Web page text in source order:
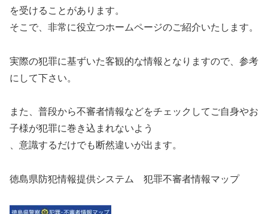
を受けることがあります。
そこで、非常に役立つホームページのご紹介いたします。
実際の犯罪に基ずいた客観的な情報となりますので、参考
にして下さい。
また、普段から不審者情報などをチェックしてご自身やお
子様が犯罪に巻き込まれないよう
、意識するだけでも断然違いが出ます。
徳島県防犯情報提供システム 犯罪不審者情報マップ